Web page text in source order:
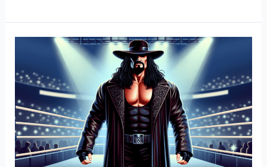
Vermögen
»
finanzielle
Erfolg
des
Musik-
Moguls